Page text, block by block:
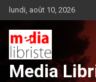
Aller
au
contenu
lundi, août 10, 2026
Media